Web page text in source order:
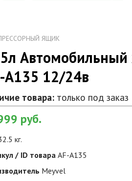
ЯЩИК
A135 12/24в
товара: только под заказ
руб.
кг.
/ ID товара AF-A135
Meyvel